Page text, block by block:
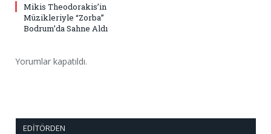
Mikis Theodorakis’in
Müzikleriyle “Zorba”
Bodrum’da Sahne Aldı
Yorumlar kapatıldı.
EDITÖRDEN